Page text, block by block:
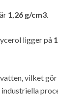
1,26 g/cm3.
ligger på
vilket